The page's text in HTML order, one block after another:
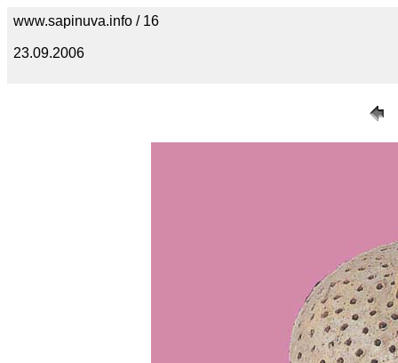
www.sapinuva.info / 16
23.09.2006